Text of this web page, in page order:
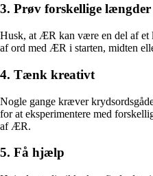
3. Prøv forskellige længder
Husk, at ÆR kan være en del af et
af ord med ÆR i starten, midten
4. Tænk kreativt
Nogle gange kræver
for at eksperimentere med
af ÆR.
5. Få hjælp